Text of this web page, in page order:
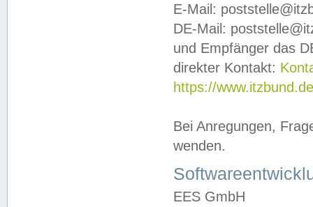
E-Mail:
DE-Mail:
und Empfänger das
direkter Kontakt:
https://
Bei Anregungen,
wenden.
EES GmbH